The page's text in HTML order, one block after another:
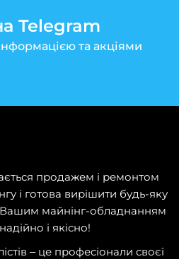
Telegram
та акціями
продажем і ремонтом
і готова вирішити будь-яку
майнінг-обладнанням
і якісно!
– це професіонали своєї